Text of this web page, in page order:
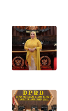
KARAWANG
WN
BEKASI
WN
BOGOR